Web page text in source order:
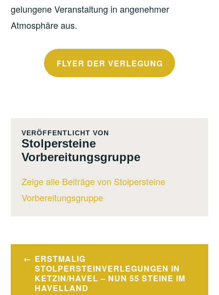
gelungene Veranstaltung in angenehmer
Atmosphäre aus.
FLYER DER VERLEGUNG
VERÖFFENTLICHT VON
Stolpersteine
Vorbereitungsgruppe
Zeige alle Beiträge von Stolpersteine
Vorbereitungsgruppe
Beitragsnavigation
ERSTMALIG
STOLPERSTEINVERLEGUNGEN IN
KETZIN/HAVEL – NUN 55 STEINE IM
HAVELLAND